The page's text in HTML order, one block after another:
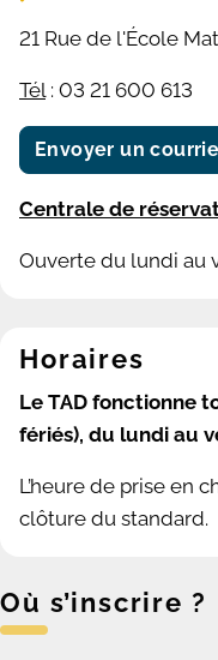
21 Rue de l'École
Tél : 03 21 600 613
Envoyer un
Centrale de
Ouverte du lundi au
Horaires
Le TAD fonctionne
fériés), du lundi au
L’heure de prise en
clôture du standard.
Où s’inscrire ?